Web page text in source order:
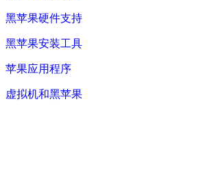
黑苹果硬件支持
黑苹果安装工具
苹果应用程序
虚拟机和黑苹果